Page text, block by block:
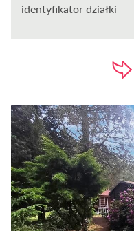
identyfikator działki